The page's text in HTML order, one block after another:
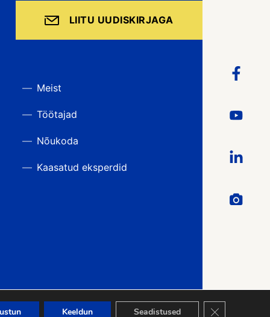
LIITU UUDISKIRJAGA
Meist
Töötajad
Nõukoda
Kaasatud eksperdid
Keeldun Seadistused Close GDPR